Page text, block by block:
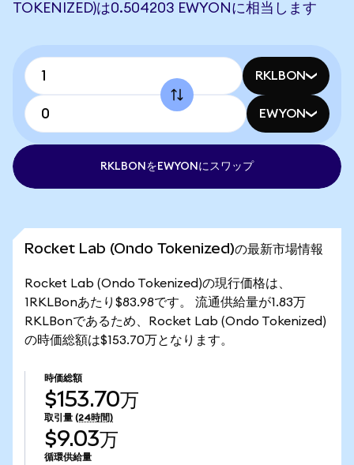
TOKENIZED)は0.504203 EWYONに相当します
RKLBON
EWYON
RKLBONをEWYONにスワップ
Rocket Lab (Ondo Tokenized)の最新市場情報
Rocket Lab (Ondo Tokenized)の現行価格は、
1RKLBonあたり$83.98です。 流通供給量が1.83万
RKLBonであるため、Rocket Lab (Ondo Tokenized)
の時価総額は$153.70万となります。
時価総額
$153.70万
取引量 (24時間)
$9.03万
循環供給量